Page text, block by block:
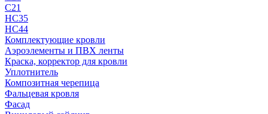
C21
НС35
НС44
Комплектующие кровли
Аэроэлементы и ПВХ ленты
Краска, корректор для кровли
Уплотнитель
Композитная черепица
Фальцевая кровля
Фасад